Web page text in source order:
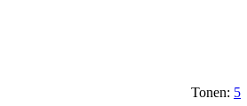
Tonen: 5